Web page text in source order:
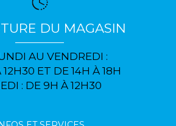
DU MAGASIN
AU VENDREDI :
ET DE 14H À 18H
: DE 9H À 12H30